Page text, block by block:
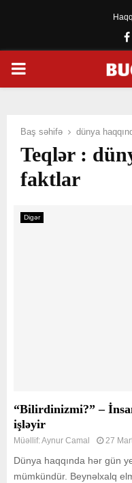
PRIMARY
Baş səhifə dünya
Teqlər :
faktlar
Digər
“Bilirdinizmi?” –
işləyir
Müəllif:Aynur Camal 27
Dünya haqqında hər gün
mümkündür. Beynəlxalq